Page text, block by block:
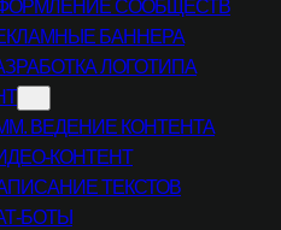
СООБЩЕСТВ
БАННЕРА
ЛОГОТИПА
ВЕДЕНИЕ КОНТЕНТА
КОНТЕНТ
ТЕКСТОВ
БОТЫ